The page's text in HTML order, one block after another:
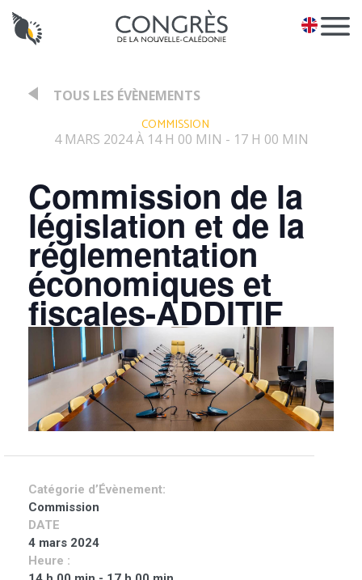
EN
TOUS LES ÉVÈNEMENTS
COMMISSION
4 MARS 2024 À 14 H 00 MIN - 17 H 00 MIN
Commission de la
législation et de la
réglementation
économiques et
fiscales-ADDITIF
Catégorie d’Évènement:
Commission
DATE
4 mars 2024
Heure :
Panneau de gestion des cookies